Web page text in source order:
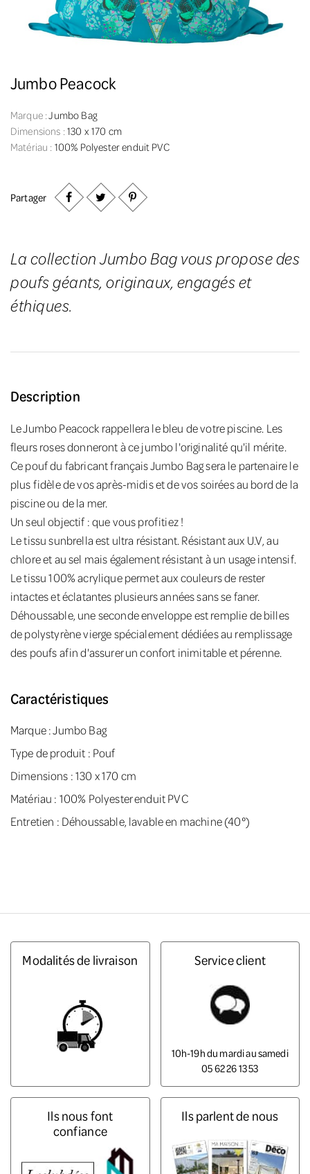
Jumbo Peacock
Marque :Jumbo Bag
Dimensions :130 x 170 cm
Matériau : 100% Polyester enduit PVC
Partager
La collection Jumbo Bag vous propose des
poufs géants, originaux, engagés et
éthiques.
Description
Le Jumbo Peacock rappellera le bleu de votre piscine. Les
fleurs roses donneront à ce jumbo l'originalité qu'il mérite.
Ce pouf du fabricant français Jumbo Bag sera le partenaire le
plus fidèle de vos après-midis et de vos soirées au bord de la
piscine ou de la mer.
Un seul objectif : que vous profitiez !
Le tissu sunbrella est ultra résistant. Résistant aux U.V, au
chlore et au sel mais également résistant à un usage intensif.
Le tissu 100% acrylique permet aux couleurs de rester
intactes et éclatantes plusieurs années sans se faner.
Déhoussable, une seconde enveloppe est remplie de billes
de polystyrène vierge spécialement dédiées au remplissage
des poufs afin d'assurer un confort inimitable et pérenne.
Caractéristiques
Marque :Jumbo Bag
Type de produit : Pouf
Dimensions : 130 x 170 cm
Matériau : 100% Polyester enduit PVC
Entretien : Déhoussable, lavable en machine (40°)
Modalités de livraison Service client
10h-19h du mardi au samedi
05 62 26 13 53
Ils nous font
confiance
Ils parlent de nous